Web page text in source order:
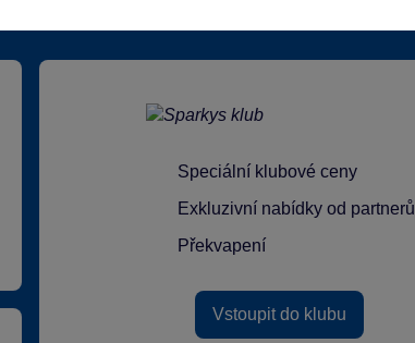
Speciální klubové ceny
Exkluzivní nabídky od partnerů
Překvapení
Vstoupit do klubu